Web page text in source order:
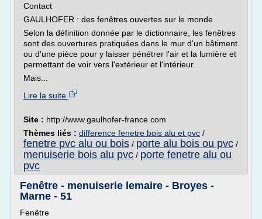
Contact
GAULHOFER : des fenêtres ouvertes sur le monde
Selon la définition donnée par le dictionnaire, les fenêtres
sont des ouvertures pratiquées dans le mur d'un bâtiment
ou d'une pièce pour y laisser pénétrer l'air et la lumière et
permettant de voir vers l'extérieur et l'intérieur.
Mais...
Lire la suite
Site : http://www.gaulhofer-france.com
Thèmes liés : difference fenetre bois alu et pvc /
fenetre pvc alu ou bois / porte alu bois ou pvc /
menuiserie bois alu pvc / porte fenetre alu ou
pvc
Fenêtre - menuiserie lemaire - Broyes -
Marne - 51
Fenêtre